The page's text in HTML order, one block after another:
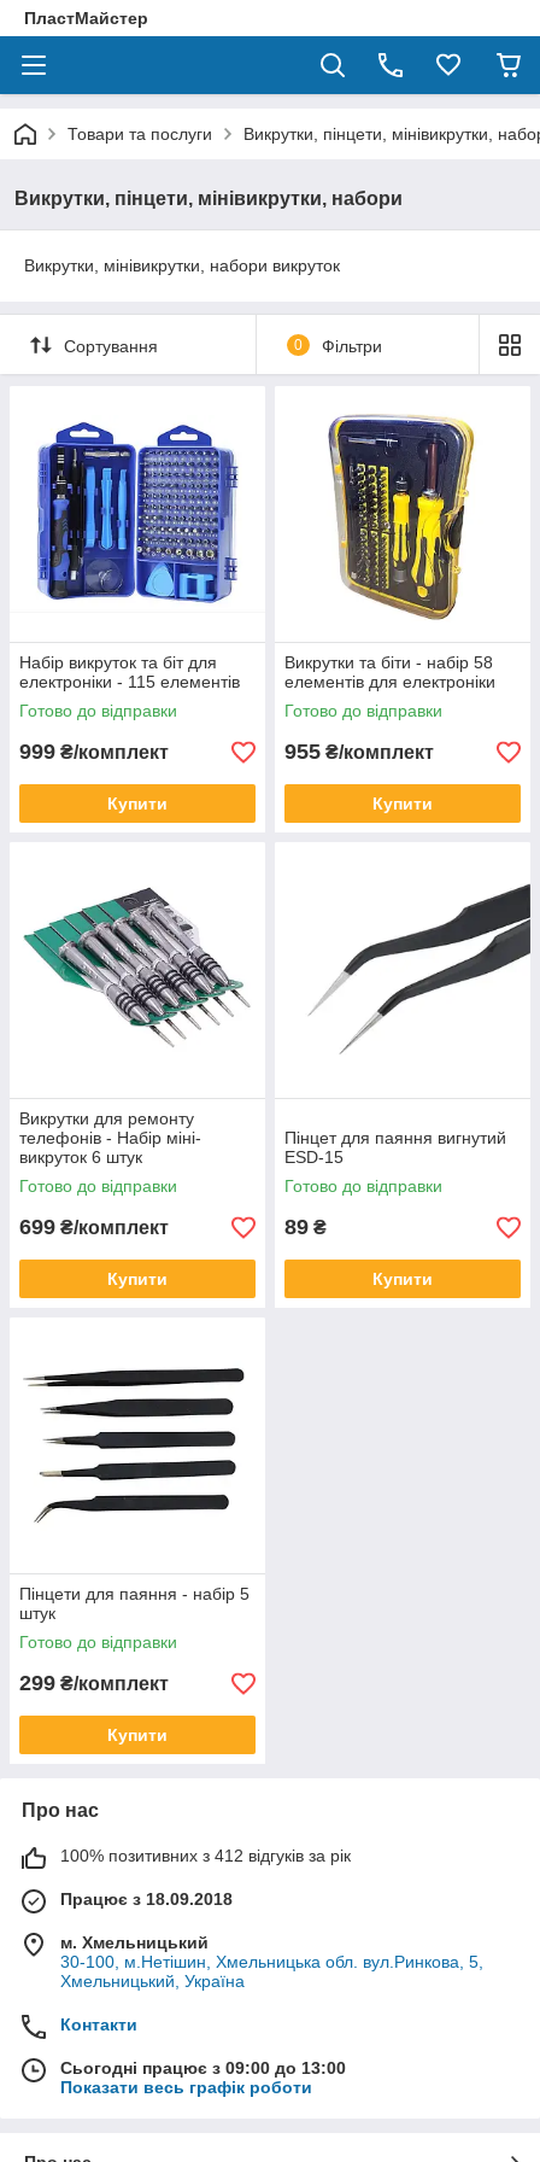
ПластМайстер
Товари та послуги Викрутки, пінцети, мінівикрутки,
Викрутки, пінцети, мінівикрутки, набори
Викрутки, мінівикрутки, набори викруток
Сортування 0 Фільтри
Набір викруток та біт для
електроніки - 115 елементів
Готово до відправки
999 ₴/комплект
Купити
Викрутки та біти - набір 58
елементів для електроніки
Готово до відправки
955 ₴/комплект
Купити
Викрутки для ремонту
телефонів - Набір міні-
викруток 6 штук
Готово до відправки
699 ₴/комплект
Купити
Пінцет для паяння вигнутий
ESD-15
Готово до відправки
89 ₴
Купити
Пінцети для паяння - набір 5
штук
Готово до відправки
299 ₴/комплект
Купити
Про нас
100% позитивних з 412 відгуків за рік
Працює з 18.09.2018
м. Хмельницький
30-100, м.Нетішин, Хмельницька обл. вул.Ринкова, 5,
Хмельницький, Україна
Контакти
Сьогодні працює з 09:00 до 13:00
Показати весь графік роботи